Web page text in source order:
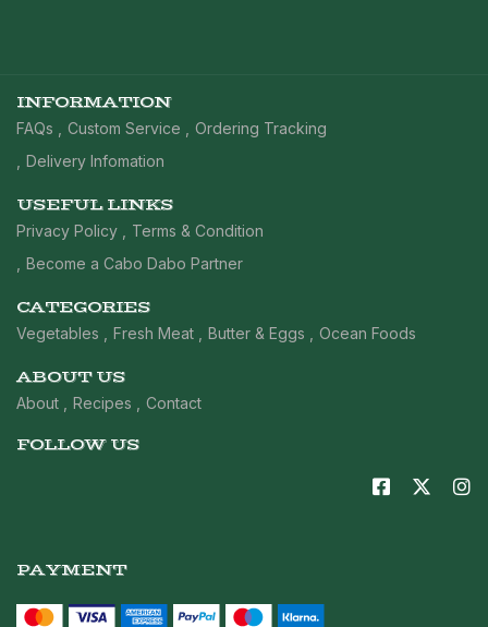
INFORMATION
FAQs Custom Service
Ordering Tracking
Delivery Infomation
USEFUL LINKS
Privacy Policy
Terms & Condition
Become a Cabo Dabo Partner
CATEGORIES
Vegetables Fresh Meat Butter & Eggs Ocean Foods
ABOUT US
About Recipes Contact
FOLLOW US
PAYMENT